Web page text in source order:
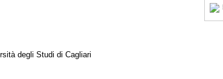
degli Studi di Cagliari